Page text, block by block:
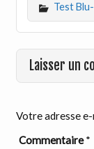
Test
Laisser un
Votre adresse
Commentaire*